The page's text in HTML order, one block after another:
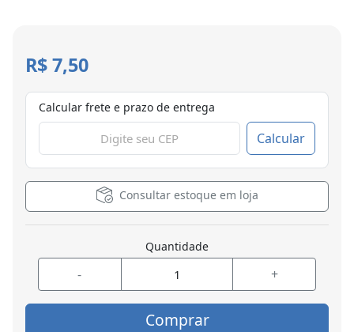
R$ 7,50
Calcular frete e prazo de entrega
Calcular
Consultar estoque em loja
Quantidade
- +
Comprar